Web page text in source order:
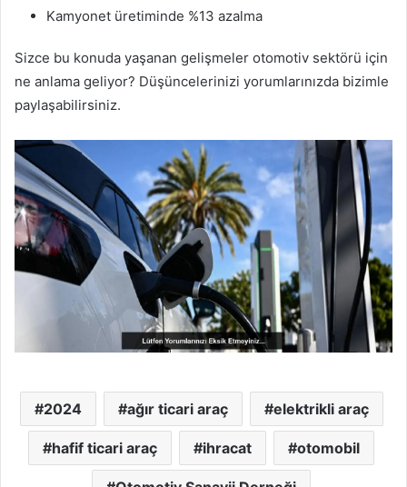
Kamyonet üretiminde %13 azalma
Sizce bu konuda yaşanan gelişmeler otomotiv sektörü için
ne anlama geliyor? Düşüncelerinizi yorumlarınızda bizimle
paylaşabilirsiniz.
2024 ağır ticari araç elektrikli araç
hafif ticari araç ihracat otomobil